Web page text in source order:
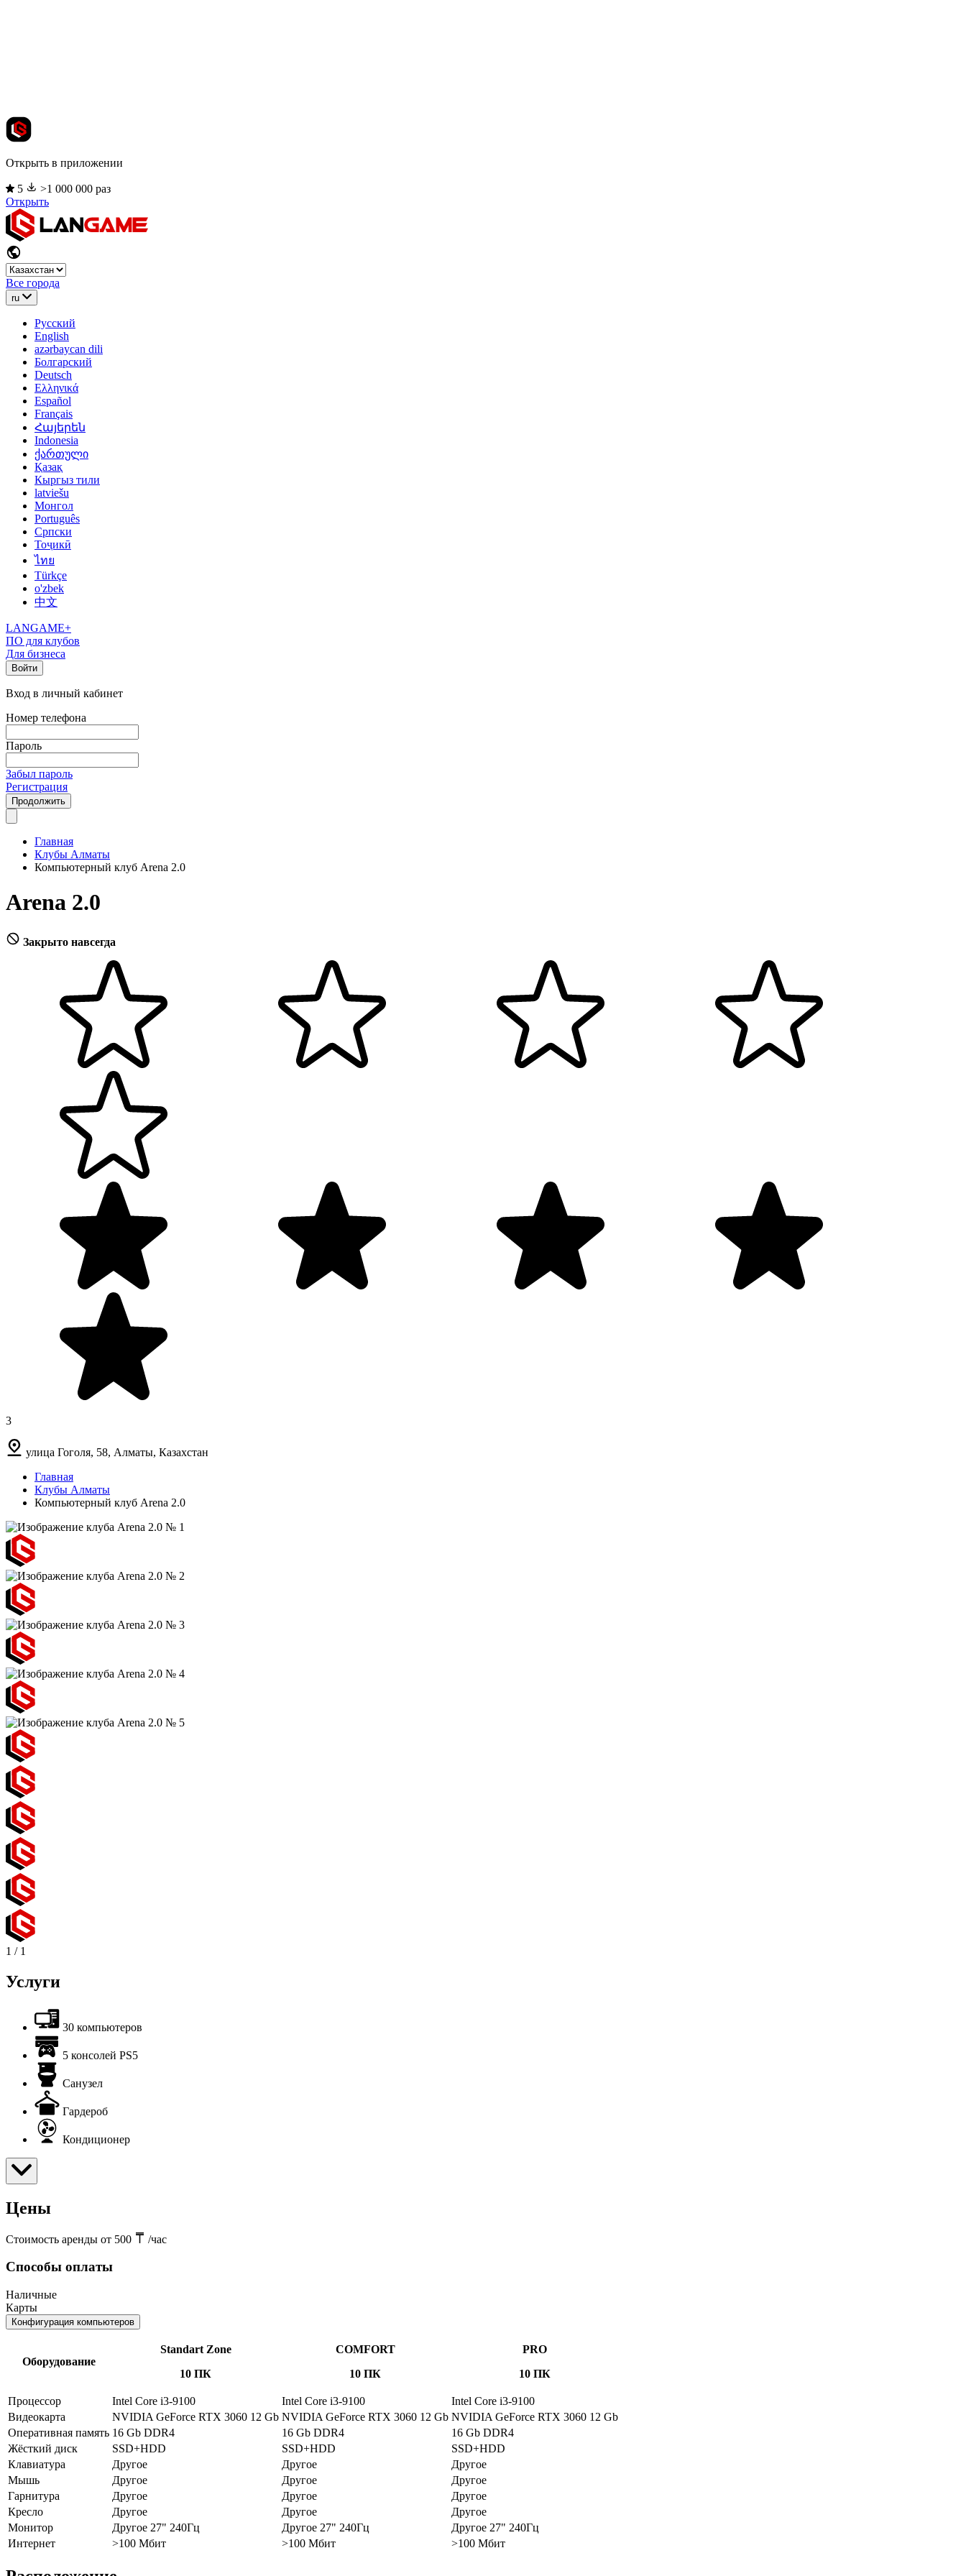
Открыть в приложении
5
>1 000 000 раз
Открыть
Все города
ru
Русский
English
azərbaycan dili
Болгарский
Deutsch
Ελληνικά
Español
Français
Հայերեն
Indonesia
ქართული
Қазақ
Кыргыз тили
latviešu
Монгол
Português
Српски
Тоҷикӣ
ไทย
Türkçe
o'zbek
中文
LANGAME+
ПО для клубов
Для бизнеса
Войти
Вход в личный кабинет
Номер телефона
Пароль
Забыл пароль
Регистрация
Продолжить
Главная
Клубы Алматы
Компьютерный клуб Arena 2.0
Arena 2.0
Закрыто навсегда
3
улица Гоголя, 58, Алматы, Казахстан
Главная
Клубы Алматы
Компьютерный клуб Arena 2.0
1 / 1
Услуги
30 компьютеров
5 консолей PS5
Санузел
Гардероб
Кондиционер
Цены
Стоимость аренды от 500 /час
Способы оплаты
Наличные
Карты
Конфигурация компьютеров
Оборудование
Standart Zone
10 ПК
COMFORT
10 ПК
PRO
10 ПК
Процессор Intel Core i3-9100 Intel Core i3-9100
Intel Core i3-9100
Видеокарта
NVIDIA GeForce RTX 3060 12 Gb NVIDIA GeForce RTX 3060 12 Gb NVIDIA GeForce RTX 3060 12 Gb
Оперативная память 16 Gb DDR4 16 Gb DDR4
16 Gb DDR4
Жёсткий диск
SSD+HDD SSD+HDD
SSD+HDD
Клавиатура
Другое Другое
Другое
Мышь
Другое Другое
Другое
Гарнитура
Другое Другое
Другое
Кресло
Другое Другое
Другое
Монитор
Другое 27" 240Гц Другое 27" 240Гц
Другое 27" 240Гц
Интернет
>100 Мбит >100 Мбит >100 Мбит